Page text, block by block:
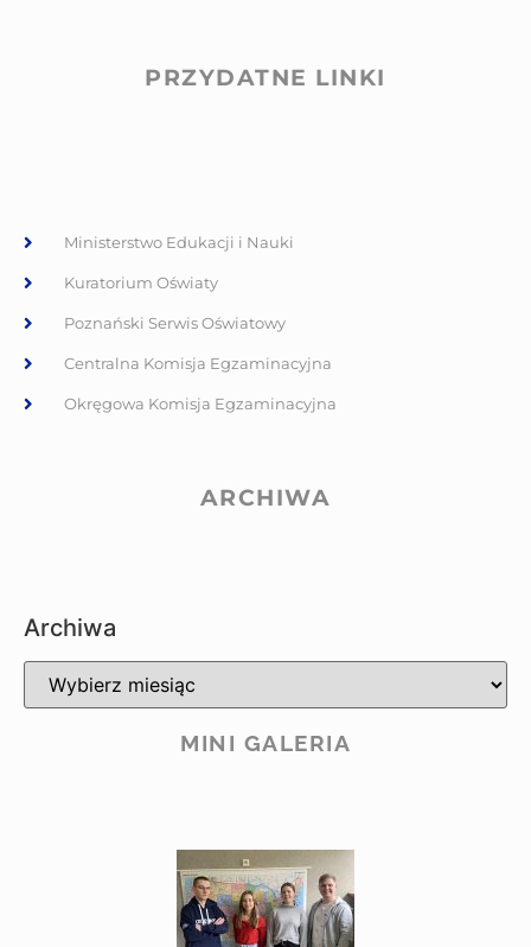
PRZYDATNE LINKI
Ministerstwo Edukacji i Nauki
Kuratorium Oświaty
Poznański Serwis Oświatowy
Centralna Komisja Egzaminacyjna
Okręgowa Komisja Egzaminacyjna
ARCHIWA
Archiwa
MINI GALERIA